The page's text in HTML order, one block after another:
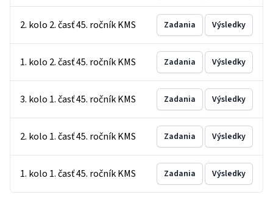
2. kolo 2. časť 45. ročník KMS Zadania Výsledky
1. kolo 2. časť 45. ročník KMS Zadania Výsledky
3. kolo 1. časť 45. ročník KMS Zadania Výsledky
2. kolo 1. časť 45. ročník KMS Zadania Výsledky
1. kolo 1. časť 45. ročník KMS Zadania Výsledky